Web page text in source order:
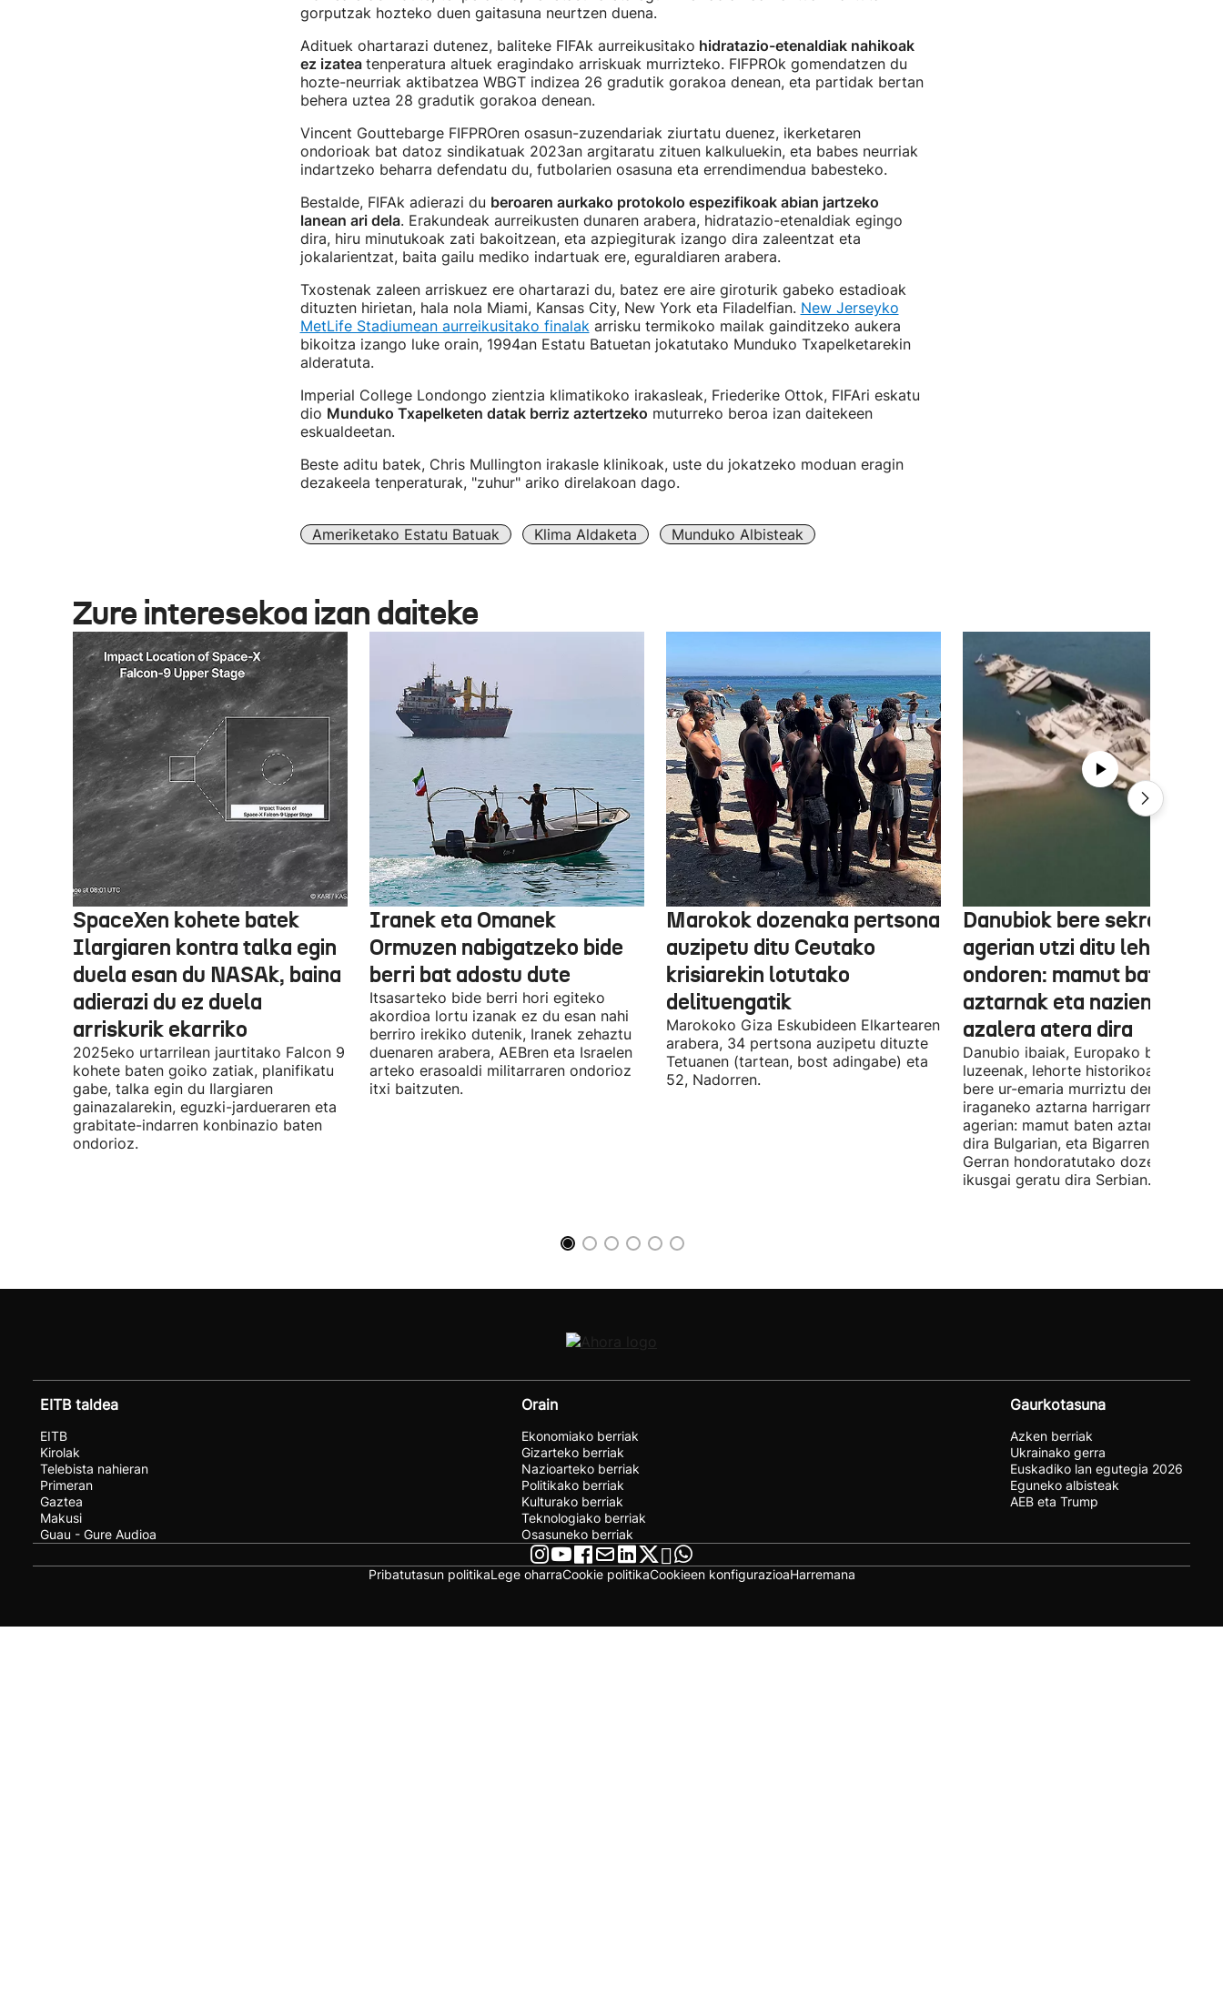
gorputzak hozteko duen gaitasuna neurtzen duena.
Adituek ohartarazi dutenez, baliteke FIFAk aurreikusitako hidratazio-etenaldiak nahikoak
ez izatea tenperatura altuek eragindako arriskuak murrizteko. FIFPROk gomendatzen du
hozte-neurriak aktibatzea WBGT indizea 26 gradutik gorakoa denean, eta partidak bertan
behera uztea 28 gradutik gorakoa denean.
Vincent Gouttebarge FIFPROren osasun-zuzendariak ziurtatu duenez, ikerketaren
ondorioak bat datoz sindikatuak 2023an argitaratu zituen kalkuluekin, eta babes neurriak
indartzeko beharra defendatu du, futbolarien osasuna eta errendimendua babesteko.
Bestalde, FIFAk adierazi du beroaren aurkako protokolo espezifikoak abian jartzeko
lanean ari dela. Erakundeak aurreikusten dunaren arabera, hidratazio-etenaldiak egingo
dira, hiru minutukoak zati bakoitzean, eta azpiegiturak izango dira zaleentzat eta
jokalarientzat, baita gailu mediko indartuak ere, eguraldiaren arabera.
Txostenak zaleen arriskuez ere ohartarazi du, batez ere aire giroturik gabeko estadioak
dituzten hirietan, hala nola Miami, Kansas City, New York eta Filadelfian. New Jerseyko
MetLife Stadiumean aurreikusitako finalakarrisku termikoko mailak gainditzeko aukera
bikoitza izango luke orain, 1994an Estatu Batuetan jokatutako Munduko Txapelketarekin
alderatuta.
Imperial College Londongo zientzia klimatikoko irakasleak, Friederike Ottok, FIFAri eskatu
dio Munduko Txapelketen datak berriz aztertzeko muturreko beroa izan daitekeen
eskualdeetan.
Beste aditu batek, Chris Mullington irakasle klinikoak, uste du jokatzeko moduan eragin
dezakeela tenperaturak, "zuhur" ariko direlakoan dago.
Ameriketako Estatu Batuak Klima Aldaketa Munduko Albisteak
Zure interesekoa izan daiteke
SpaceXen kohete batek
Ilargiaren kontra talka egin
duela esan du NASAk, baina
adierazi du ez duela
arriskurik ekarriko
2025eko urtarrilean jaurtitako Falcon 9
kohete baten goiko zatiak, planifikatu
gabe, talka egin du Ilargiaren
gainazalarekin, eguzki-jardueraren eta
grabitate-indarren konbinazio baten
ondorioz.
Iranek eta Omanek
Ormuzen nabigatzeko bide
berri bat adostu dute
Itsasarteko bide berri hori egiteko
akordioa lortu izanak ez du esan nahi
berriro irekiko dutenik, Iranek zehaztu
duenaren arabera, AEBren eta Israelen
arteko erasoaldi militarraren ondorioz
itxi baitzuten.
Marokok dozenaka pertsona
auzipetu ditu Ceutako
krisiarekin lotutako
delituengatik
Marokoko Giza Eskubideen Elkartearen
arabera, 34 pertsona auzipetu dituzte
Tetuanen (tartean, bost adingabe) eta
52, Nadorren.
Danubiok bere sekretuak
agerian utzi ditu
ondoren: mamut baten
aztarnak eta nazien
azalera atera dira
Danubio ibaiak, Europako bigarren
luzeenak, lehorte historikoa bizi du,
bere ur-emaria murriztu denez,
iraganeko aztarna harrigarriak utzi
agerian: mamut baten aztarnak
dira Bulgarian, eta Bigarren Mundu
Gerran hondoratutako dozenaka
ikusgai geratu dira Serbian.
EITB taldea
EITB
Kirolak
Telebista nahieran
Primeran
Gaztea
Makusi
Guau - Gure Audioa
Orain
Ekonomiako berriak
Gizarteko berriak
Nazioarteko berriak
Politikako berriak
Kulturako berriak
Teknologiako berriak
Osasuneko berriak
Gaurkotasuna
Azken berriak
Ukrainako gerra
Euskadiko lan egutegia 2026
Eguneko albisteak
AEB eta Trump
Pribatutasun politikaLege oharraCookie politikaCookieen konfigurazioaHarremana